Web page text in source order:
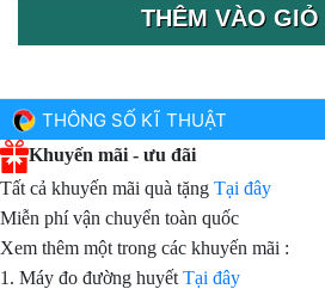
THÊM VÀO GIỎ
THÔNG SỐ KĨ THUẬT
Khuyến mãi - ưu đãi
Tất cả khuyến mãi quà tặng Tại đây
Miễn phí vận chuyển toàn quốc
Xem thêm một trong các khuyến mãi :
1. Máy đo đường huyết Tại đây